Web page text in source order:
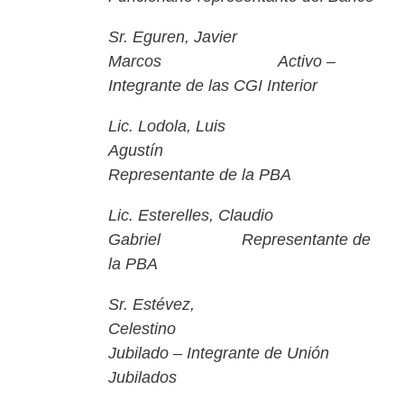
Sr. Eguren, Javier
Marcos Activo –
Integrante de las CGI Interior
Lic. Lodola, Luis
Agustín
Representante de la PBA
Lic. Esterelles, Claudio
Gabriel Representante de
la PBA
Sr. Estévez,
Celestino
Jubilado – Integrante de Unión
Jubilados